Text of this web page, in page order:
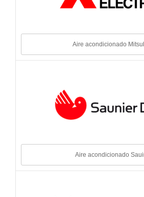
Aire acondicionado
Aire acondicionado